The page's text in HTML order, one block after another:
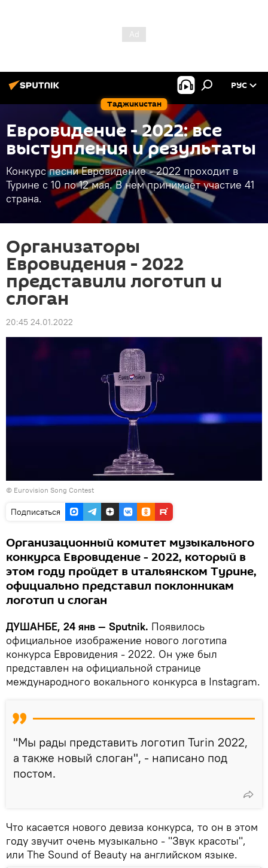
Таджикистан
РУС
Евровидение - 2022: все
выступления и результаты
Конкурс песни Евровидение - 2022 проходит в
Турине с 10 по 12 мая. В нем принимает участие 41
страна.
Организаторы
Евровидения - 2022
представили логотип и
слоган
20:45 24.01.2022
© Eurovision Song Contest
Подписаться
Организационный комитет музыкального
конкурса Евровидение - 2022, который в
этом году пройдет в итальянском Турине,
официально представил поклонникам
логотип и слоган
ДУШАНБЕ, 24 янв — Sputnik. Появилось
официальное изображение нового логотипа
конкурса Евровидения - 2022. Он уже был
представлен на официальной странице
международного вокального конкурса в Instagram.
"Мы рады представить логотип Turin 2022,
а также новый слоган", - написано под
постом.
Что касается нового девиза конкурса, то он в этом
году звучит очень музыкально - "Звук красоты",
или The Sound of Beauty на английском языке.